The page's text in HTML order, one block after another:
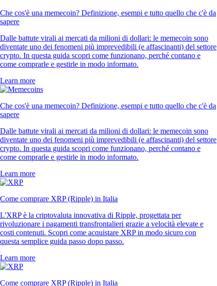
Che cos'è una memecoin? Definizione, esempi e tutto quello che c'è da
sapere
Dalle battute virali ai mercati da milioni di dollari: le memecoin sono
diventate uno dei fenomeni più imprevedibili (e affascinanti) del settore
crypto. In questa guida scopri come funzionano, perché contano e
come comprarle e gestirle in modo informato.
Learn more
Che cos'è una memecoin? Definizione, esempi e tutto quello che c'è da
sapere
Dalle battute virali ai mercati da milioni di dollari: le memecoin sono
diventate uno dei fenomeni più imprevedibili (e affascinanti) del settore
crypto. In questa guida scopri come funzionano, perché contano e
come comprarle e gestirle in modo informato.
Learn more
Come comprare XRP (Ripple) in Italia
L'XRP è la criptovaluta innovativa di Ripple, progettata per
rivoluzionare i pagamenti transfrontalieri grazie a velocità elevate e
costi contenuti. Scopri come acquistare XRP in modo sicuro con
questa semplice guida passo dopo passo.
Learn more
Come comprare XRP (Ripple) in Italia